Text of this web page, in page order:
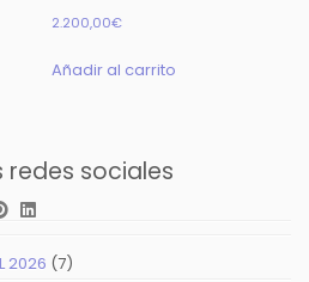
2.200,00€
Añadir al carrito
redes sociales
2026 77